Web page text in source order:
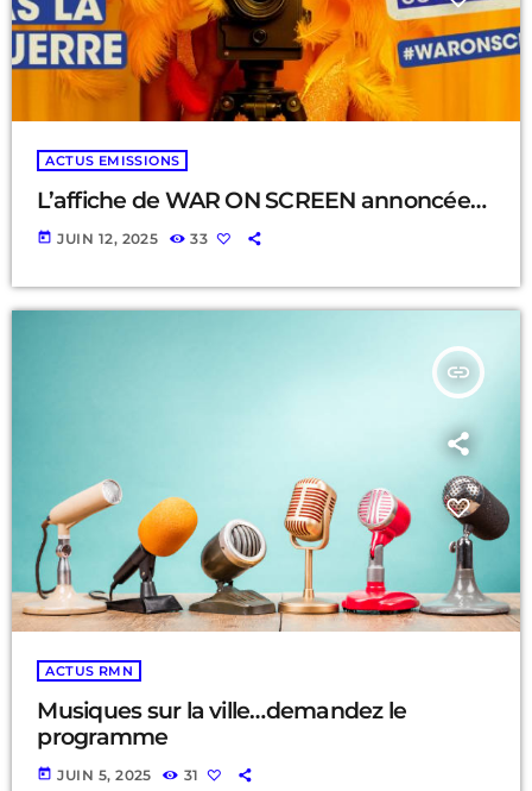
ACTUS EMISSIONS
L’affiche de WAR ON SCREEN annoncée…
today JUIN 12, 2025 33
insert_link
ACTUS RMN
Musiques sur la ville…demandez le
programme
today JUIN 5, 2025 31